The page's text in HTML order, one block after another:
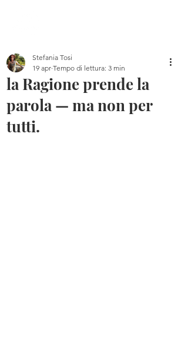
la Ragione prende la
parola — ma non per
tutti.
Stefania Tosi
19 apr Tempo di lettura: 3 min